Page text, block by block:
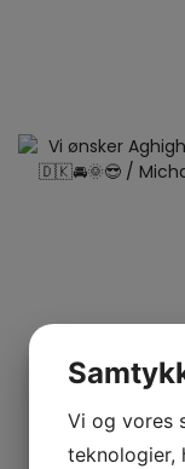
Vi og vores
teknologier,